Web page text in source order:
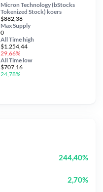
Micron Technology (bStocks
Tokenized Stock) koers
$882,38
Max Supply
0
All Timehigh
$1.254,44
29,66%
All Time low
$707,16
24,78%
244,40%
2,70%